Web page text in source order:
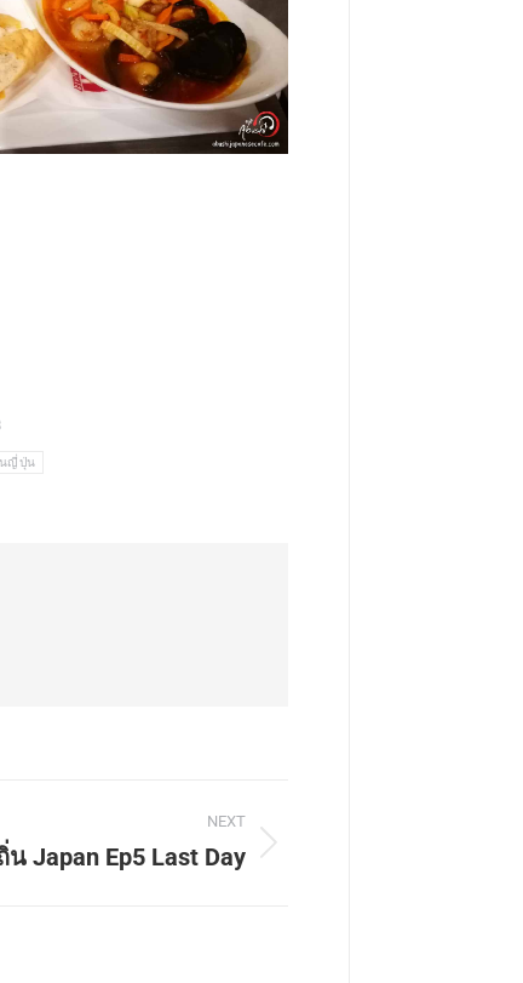
นญี่ปุ่น
NEXT
Japan Ep5 Last Day